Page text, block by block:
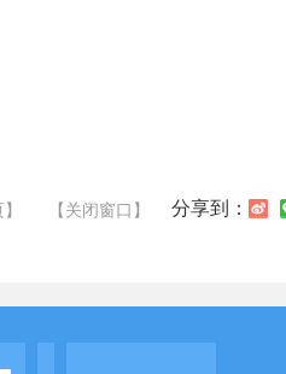
【关闭窗口】 分享到：